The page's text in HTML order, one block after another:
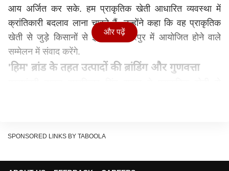
आय अर्जित कर सके. हम प्राकृतिक खेती आधारित व्यवस्था में
क्रांतिकारी बदलाव लाना चाहते हैं. उन्होंने कहा कि वह प्राकृतिक
खेती से जुड़े किसानों से इस माह हमीरपुर में आयोजित होने वाले
सम्मेलन में संवाद करेंगे.
'हिम' ब्रांड के तहत उत्पादों की ब्रांडिंग और गुणवत्ता
मक्की’ आटा और कच्ची हल्दी को ‘हिम हल्दी’ के ब्रांड के साथ
डेट से सम्बन्धित जानकारी प्रमुखता से प्रदर्शित करने के निर्देश
और पढ़ें
SPONSORED LINKS BY TABOOLA